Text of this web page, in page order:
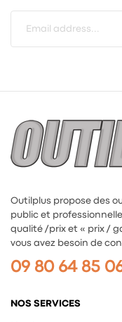
Outilplus propose des
public et
qualité /prix et « prix /
vous avez besoin de
09 80 64 85
NOS SERVICES